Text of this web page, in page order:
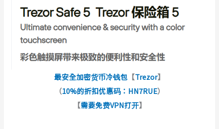
最安全加密货币冷钱包 【Trezor】
（10%的折扣优惠码：HN7RUE）
【需要免费VPN打开】